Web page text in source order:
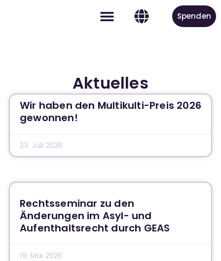
Spenden
Aktuelles
Wir haben den Multikulti-Preis 2026
gewonnen!
23. Juli 2026
Rechtsseminar zu den
Änderungen im Asyl- und
Aufenthaltsrecht durch GEAS
19. Mai 2026